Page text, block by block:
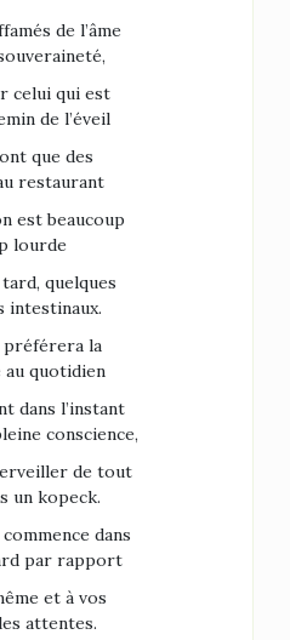
de l’âme
celui qui est
de l’éveil
que des
restaurant
est beaucoup
lourde
quelques
intestinaux.
préférera la
quotidien
dans l’instant
conscience,
de tout
un kopeck.
dans
par rapport
et à vos
attentes.